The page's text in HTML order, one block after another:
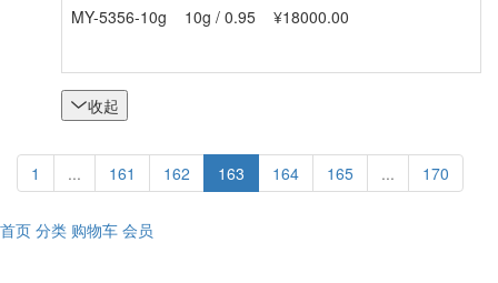
MY-5356-10g 10g / 0.95 ¥18000.00
收起
1 ... 161 162 163 164 165 ... 170
首页 分类 购物车 会员